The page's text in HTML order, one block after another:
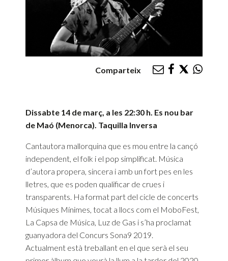
Comparteix
Dissabte 14 de març, a les 22:30 h. Es nou bar
de Maó (Menorca). Taquilla Inversa
Cantautora mallorquina que es mou entre la cançó
independent, el folk i el pop simplificat. Música
d’autora propera, sincera i amb un fort pes en les
lletres, que es poden qualificar de crues i
transparents. Ha format part del cicle de concerts
Músiques Mínimes, tocat a llocs com el MoboFest,
La Capsa de Música, Luz de Gas i s’ha proclamat
guanyadora del Concurs Sona9 2019.
Actualment està treballant en el que serà el seu